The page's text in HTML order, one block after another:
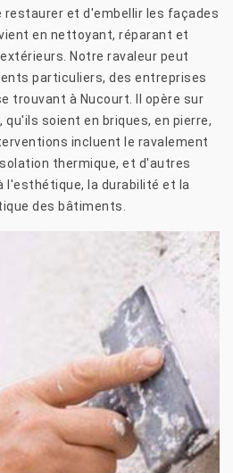
restaurer et d'embellir les façades
en nettoyant, réparant et
Notre ravaleur peut
particuliers, des entreprises
trouvant à Nucourt. Il opère sur
soient en briques, en pierre,
incluent le ravalement
thermique, et d'autres
l'esthétique, la durabilité et la
des bâtiments.